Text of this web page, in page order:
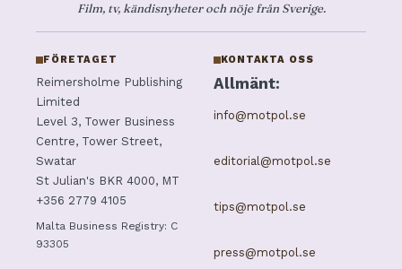
Film, tv, kändisnyheter och nöje från Sverige.
FÖRETAGET
Reimersholme Publishing
Limited
Level 3, Tower Business
Centre, Tower Street,
Swatar
St Julian's BKR 4000, MT
+356 2779 4105
Malta Business Registry: C
93305
KONTAKTA OSS
Allmänt:
info@motpol.se
editorial@motpol.se
tips@motpol.se
press@motpol.se